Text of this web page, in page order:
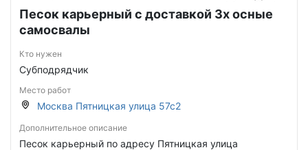
Песок карьерный с доставкой 3х осные
самосвалы
Кто нужен
Субподрядчик
Место работ
Москва Пятницкая улица 57с2
Дополнительное описание
Песок карьерный по адресу Пятницкая улица